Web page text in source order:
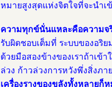
หมายสูงสุดแห่งจิตใจที่จะนำเ
ความทุกข์นั่นแหละคือความจ
รับผิดชอบเต็มที่ ระบบของอริ
ด้วยมือสองข้างของเราถ้าเข้
ล่วง ก้าวล่วงการหวังพึ่งสิ่งภ
เครื่องรางของขลังทั้งหลายก็